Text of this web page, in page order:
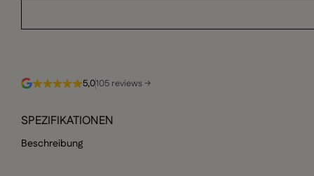
5,0105 reviews →
SPEZIFIKATIONEN
Beschreibung